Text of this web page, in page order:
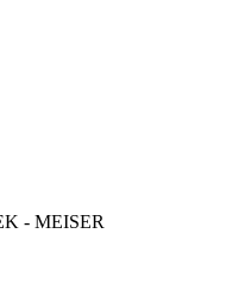
- MEISER